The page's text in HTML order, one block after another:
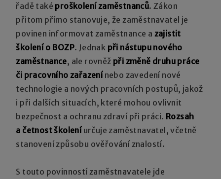
řadě také proškolení zaměstnanců. Zákon
přitom přímo stanovuje, že zaměstnavatel je
povinen informovat zaměstnance a zajistit
školení o BOZP. Jednak při nástupu nového
zaměstnance, ale rovněž při změně druhu práce
či pracovního zařazenínebo zavedení nové
technologie a nových pracovních postupů, jakož
i při dalších situacích, které mohou ovlivnit
bezpečnost a ochranu zdraví při práci. Rozsah
a četnost školení určuje zaměstnavatel, včetně
stanovení způsobu ověřování znalostí.
S touto povinností zaměstnavatele jde